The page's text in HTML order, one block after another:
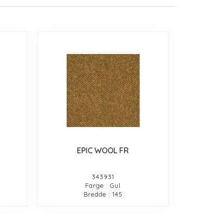
EPIC WOOL FR
343931
Farge : Gul
Bredde : 145